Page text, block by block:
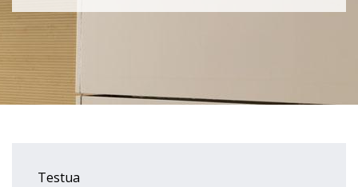
Testua